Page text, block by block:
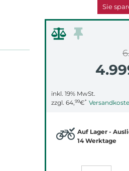
Sie
inkl. 19% MwSt.
zzgl. 64,99€*
Auf Lager -
14 Werktage